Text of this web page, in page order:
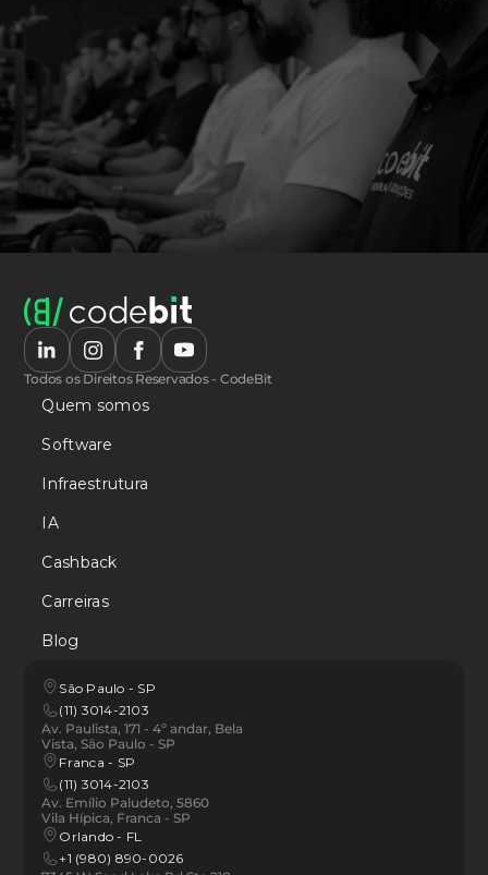
Todos os Direitos Reservados - CodeBit
Quem somos
Software
Infraestrutura
IA
Cashback
Carreiras
Blog
São Paulo - SP
(11) 3014-2103
Av. Paulista, 171 - 4º andar, Bela
Vista, São Paulo - SP
Franca - SP
(11) 3014-2103
Av. Emílio Paludeto, 5860
Vila Hípica, Franca - SP
Orlando - FL
+1 (980) 890-0026